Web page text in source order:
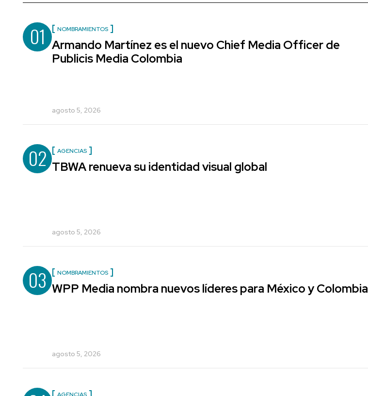
01 NOMBRAMIENTOS
Armando Martínez es el nuevo Chief Media Officer de
Publicis Media Colombia
agosto 5, 2026
02 AGENCIAS
TBWA renueva su identidad visual global
agosto 5, 2026
03 NOMBRAMIENTOS
WPP Media nombra nuevos líderes para México y Colombia
agosto 5, 2026
AGENCIAS